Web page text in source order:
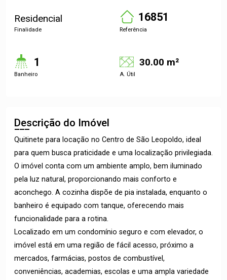
Residencial
Finalidade
16851
Referência
1
Banheiro
30.00 m²
A. Útil
Descrição do Imóvel
Quitinete para locação no Centro de São Leopoldo, ideal
para quem busca praticidade e uma localização privilegiada.
O imóvel conta com um ambiente amplo, bem iluminado
pela luz natural, proporcionando mais conforto e
aconchego. A cozinha dispõe de pia instalada, enquanto o
banheiro é equipado com tanque, oferecendo mais
funcionalidade para a rotina.
Localizado em um condomínio seguro e com elevador, o
imóvel está em uma região de fácil acesso, próximo a
mercados, farmácias, postos de combustível,
conveniências, academias, escolas e uma ampla variedade